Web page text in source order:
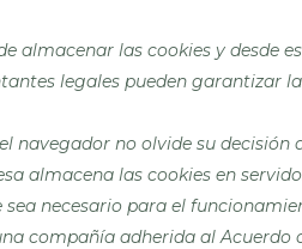
almacenar lascookies y desde
legales pueden
navegador no olvide su decisión
almacena lascookies en
necesario para el
compañía adherida al